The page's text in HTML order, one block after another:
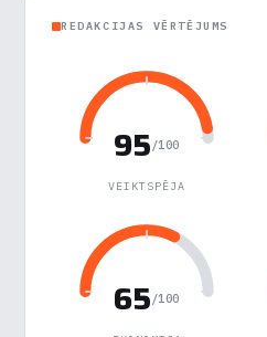
REDAKCIJAS VĒRTĒJUMS
95 /100
VEIKTSPĒJA
65 /100
Saglabāt